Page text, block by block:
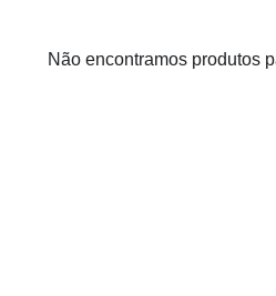
Não encontramos produtos